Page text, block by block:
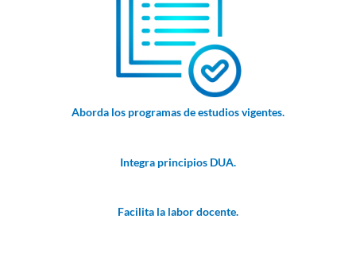
Aborda los programas de estudios vigentes.
Integra principios DUA.
Facilita la labor docente.